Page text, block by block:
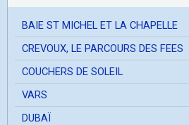
BAIE ST MICHEL ET LA CHAPELLE
CREVOUX, LE PARCOURS DES FEES
COUCHERS DE SOLEIL
VARS
DUBAÏ